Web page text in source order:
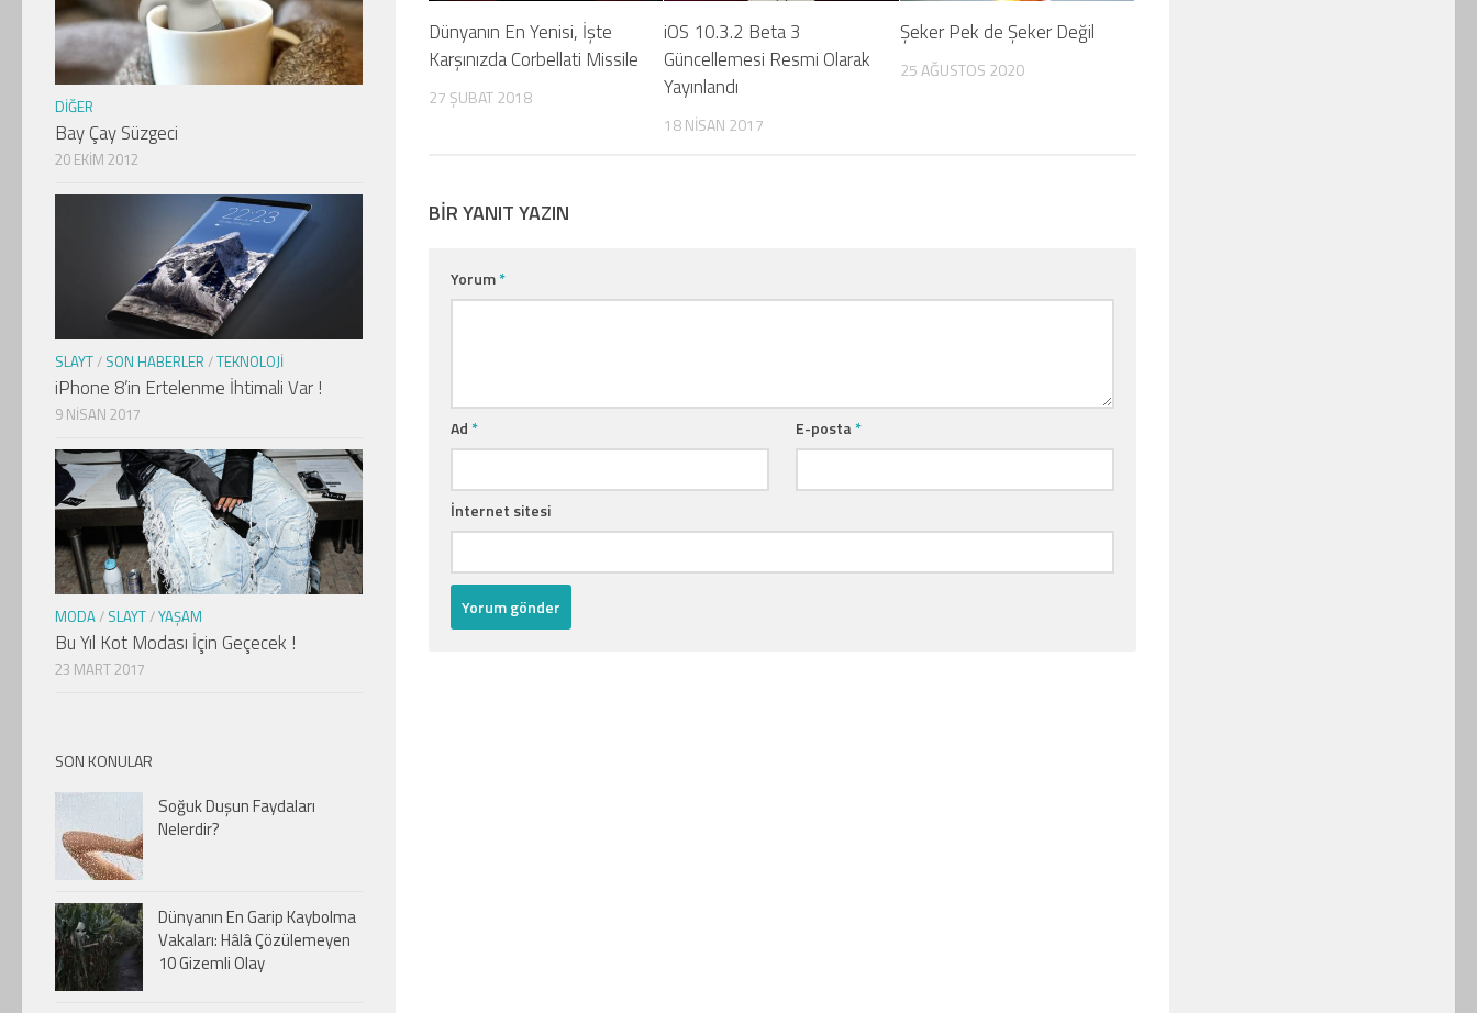
Dünyanın En Yenisi, İşte
Karşınızda Corbellati Missile
27 ŞUBAT 2018
iOS 10.3.2 Beta 3
Güncellemesi Resmi Olarak
Yayınlandı
18 NISAN 2017
Şeker Pek de Şeker Değil
25 AĞUSTOS 2020
BIR YANIT YAZIN
Yorum*
Ad* E-posta*
İnternet sitesi
DIĞER
Bay Çay Süzgeci
20 EKIM 2012
SLAYT/ SON HABERLER /TEKNOLOJI
iPhone 8’in Ertelenme İhtimali Var !
9 NISAN 2017
MODA/ SLAYT/YAŞAM
Bu Yıl Kot Modası İçin Geçecek !
23 MART 2017
SON KONULAR
Soğuk Duşun Faydaları
Nelerdir?
Dünyanın En Garip Kaybolma
Vakaları: Hâlâ Çözülemeyen
10 Gizemli Olay